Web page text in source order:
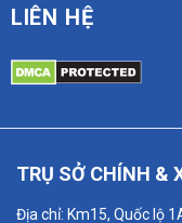
LIÊN HỆ
TRỤ SỞ CHÍNH &
Địa chỉ: Km15, Quốc lộ